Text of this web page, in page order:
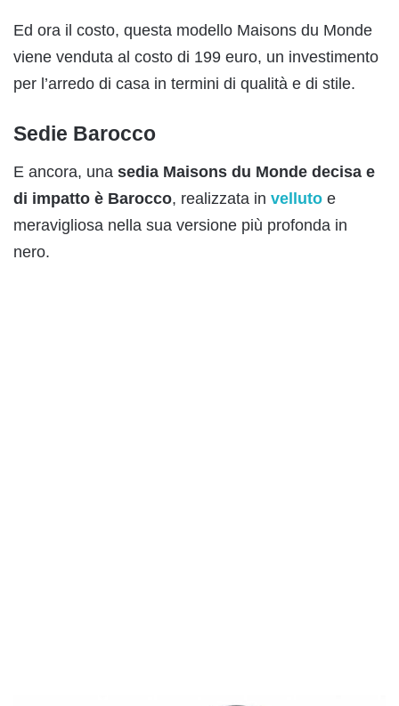
Ed ora il costo, questa modello Maisons du Monde
viene venduta al costo di 199 euro, un investimento
per l’arredo di casa in termini di qualità e di stile.
Sedie Barocco
E ancora, una sedia Maisons du Monde decisa e
di impatto è Barocco, realizzata in velluto e
meravigliosa nella sua versione più profonda in
nero.